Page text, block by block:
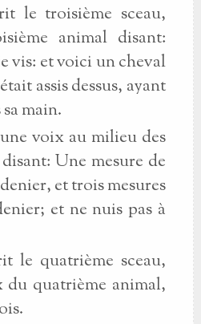
le troisième sceau,
animal disant:
vis: et voici un cheval
assis dessus, ayant
main.
voix au milieu des
Une mesure de
et trois mesures
et ne nuis pas à
le quatrième sceau,
du quatrième animal,